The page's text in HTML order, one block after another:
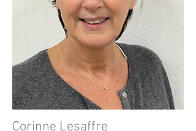
Corinne Lesaffre